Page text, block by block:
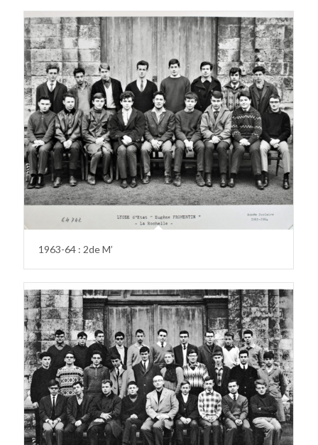
1963-64 : 2de M’